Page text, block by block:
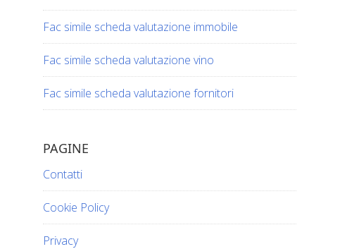
Fac simile scheda valutazione immobile​​
Fac simile scheda valutazione vino​​​
Fac simile scheda valutazione fornitori​​
PAGINE
Contatti
Cookie Policy
Privacy